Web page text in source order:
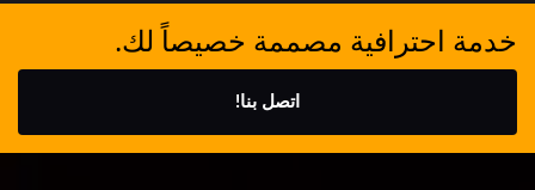
خدمة احترافية مصممة خصيصاً لك.
اتصل بنا!